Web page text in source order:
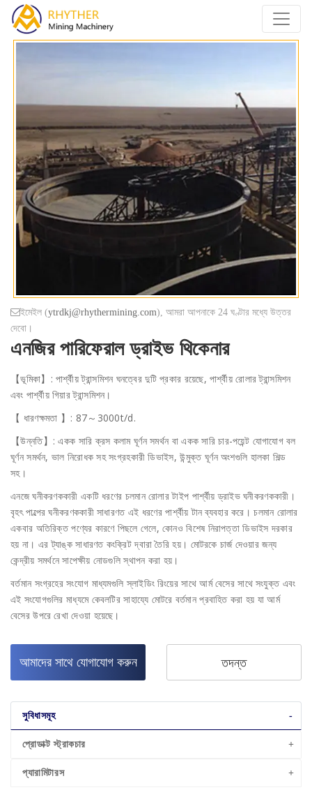
ইমেইল (ytrdkj@rhythermining.com), আমরা আপনাকে 24 ঘণ্টার মধ্যে উত্তর
দেবো।
এনজির পারিফেরাল ড্রাইভ থিকেনার
【ভূমিকা】: পার্শ্বীয় ট্রান্সমিশন ঘনত্বের দুটি প্রকার রয়েছে, পার্শ্বীয় রোলার ট্রান্সমিশন
এবং পার্শ্বীয় গিয়ার ট্রান্সমিশন।
【 ধারণক্ষমতা 】: 87～3000t/d.
【উন্নতি】: একক সারি ক্রস কলাম ঘূর্ণন সমর্থন বা একক সারি চার-পয়েন্ট যোগাযোগ বল
ঘূর্ণন সমর্থন, ভাল নিরোধক সহ সংগ্রহকারী ডিভাইস, উন্মুক্ত ঘূর্ণন অংশগুলি হালকা শিল্ড
সহ।
এনজে ঘনীকরণককারী একটি ধরণের চলমান রোলার টাইপ পার্শ্বীয় ড্রাইভ ঘনীকরণককারী।
বৃহৎ পাল্পের ঘনীকরণককারী সাধারণত এই ধরণের পার্শ্বীয় টান ব্যবহার করে। চলমান রোলার
একবার অতিরিক্ত পণ্যের কারণে পিছলে গেলে, কোনও বিশেষ নিরাপত্তা ডিভাইস দরকার
হয় না। এর ট্যাঙ্ক সাধারণত কংক্রিট দ্বারা তৈরি হয়। মোটরকে চার্জ দেওয়ার জন্য
কেন্দ্রীয় সমর্থনে সাপেক্ষীয় নোডগুলি স্থাপন করা হয়।
বর্তমান সংগ্রহের সংযোগ মাধ্যমগুলি স্লাইডিং রিংয়ের সাথে আর্ম বেসের সাথে সংযুক্ত এবং
এই সংযোগগুলির মাধ্যমে কেবলটির সাহায্যে মোটরে বর্তমান প্রবাহিত করা হয় যা আর্ম
বেসের উপরে রেখা দেওয়া হয়েছে।
আমাদের সাথে যোগাযোগ করুন তদন্ত
সুবিধাসমূহ
প্রোডাক্ট স্ট্রাকচার
প্যারামিটারস